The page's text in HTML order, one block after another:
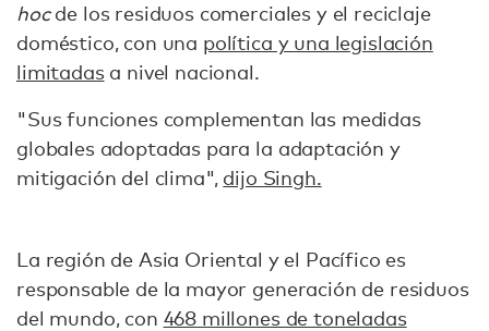
hocde los residuos comerciales y el reciclaje
doméstico, con una política y una legislación
limitadasa nivel nacional.
"Sus funciones complementan las medidas
globales adoptadas para la adaptación y
mitigación del clima", dijo Singh.
La región de Asia Oriental y el Pacífico es
responsable de la mayor generación de residuos
del mundo, con 468 millones de toneladas